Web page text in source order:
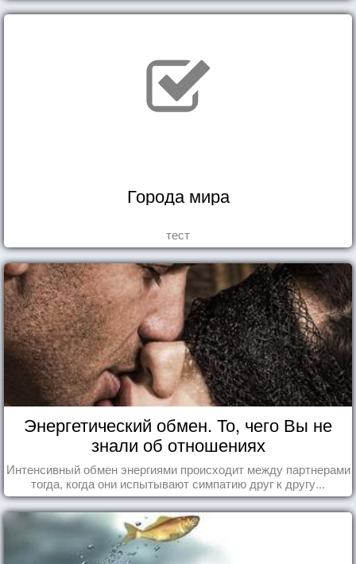
Города мира
тест
Энергетический обмен. То, чего Вы не
знали об отношениях
Интенсивный обмен энергиями происходит между партнерами
тогда, когда они испытывают симпатию друг к другу...